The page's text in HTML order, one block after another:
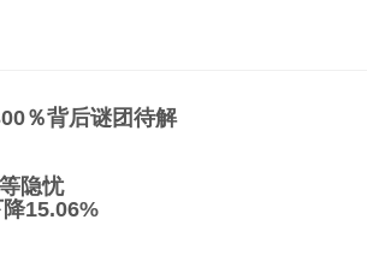
％背后谜团待解
隐忧
15.06%